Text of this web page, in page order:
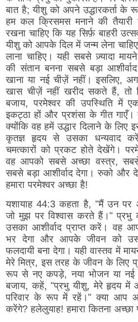
बात है; यीशु को अपने उद्धारकर्ता के
हम कल क्रिसमस मनाने की
रखना चाहिए कि यह सिर्फ़ बाहरी
यीशु को आपके दिल में जन्म लेना
लाना चाहिए। यही सबसे ज़्यादा
की संतान बनना सबसे बड़ा
खाना या नई चीज़ें नहीं। इसलिए,
खास चीज़ें नहीं खरीद सकते हैं, तो
बजाय, परमेश्वर की उपस्थिति में
इकट्ठा हों और प्रशंसा के गीत गाएँ।
क्योंकि वह हमें उद्धार दिलाने के लिए
कृतज्ञ हृदय से उसका धन्यवाद
चमत्कारों को प्रकट होते देखेंगे।
वह आपको सबसे अच्छा वस्त्र,
सबसे बड़ा आशीर्वाद देगा। रुको और
हमारा परमेश्वर अच्छा है!
यशायाह 44:3 कहता है, "मैं उन पर
जो मुझ पर विश्वास करते हैं।" प्रभु
उसका आशीर्वाद प्राप्त करें। वह
भर देगा और आपके जीवन को
फलदायी बना देगा। यही वास्तव में
मेरे मित्र, इस तरह के जीवन के लिए
रूप से नए कपड़े, नया भोजन या
बजाय, कहें, "प्रभु यीशु, मेरे हृदय में
परिवार के रूप में रहें।" क्या आप
करेंगे? हलेलुयाह! हमारा कितना अच्छा